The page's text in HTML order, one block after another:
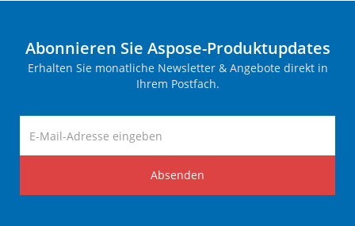
Abonnieren Sie Aspose-Produktupdates
Erhalten Sie monatliche Newsletter & Angebote direkt in
Ihrem Postfach.
Absenden